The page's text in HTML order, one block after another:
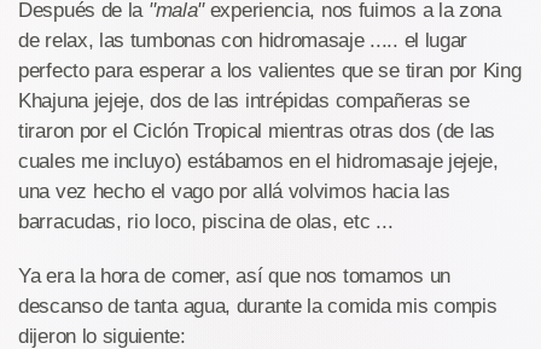
Después de la "mala"experiencia, nos fuimos a la zona
de relax, las tumbonas con hidromasaje ..... el lugar
perfecto para esperar a los valientes que se tiran por King
Khajuna jejeje, dos de las intrépidas compañeras se
tiraron por el Ciclón Tropical mientras otras dos (de las
cuales me incluyo) estábamos en el hidromasaje jejeje,
una vez hecho el vago por allá volvimos hacia las
barracudas, rio loco, piscina de olas, etc ...
Ya era la hora de comer, así que nos tomamos un
descanso de tanta agua, durante la comida mis compis
dijeron lo siguiente: